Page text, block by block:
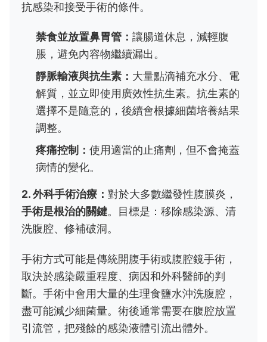
抗感染和接受手術的條件。
禁食並放置鼻胃管： 讓腸道休息，減輕腹
脹，避免內容物繼續漏出。
靜脈輸液與抗生素： 大量點滴補充水分、電
解質，並立即使用廣效性抗生素。抗生素的
選擇不是隨意的，後續會根據細菌培養結果
調整。
疼痛控制： 使用適當的止痛劑，但不會掩蓋
病情的變化。
2. 外科手術治療： 對於大多數繼發性腹膜炎，
手術是根治的關鍵。目標是：移除感染源、清
洗腹腔、修補破洞。
手術方式可能是傳統開腹手術或腹腔鏡手術，
取決於感染嚴重程度、病因和外科醫師的判
斷。手術中會用大量的生理食鹽水沖洗腹腔，
盡可能減少細菌量。術後通常需要在腹腔放置
引流管，把殘餘的感染液體引流出體外。